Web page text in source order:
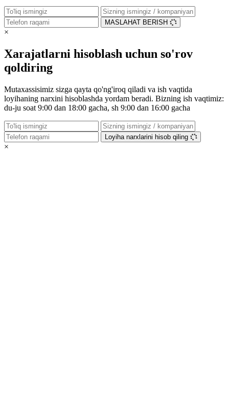
MASLAHAT BERISH
×
Xarajatlarni hisoblash uchun so'rov
qoldiring
Mutaxassisimiz sizga qayta qo'ng'iroq qiladi va ish vaqtida
loyihaning narxini hisoblashda yordam beradi. Bizning ish vaqtimiz:
du-ju soat 9:00 dan 18:00 gacha, sh 9:00 dan 16:00 gacha
Loyiha narxlarini hisob qiling
×